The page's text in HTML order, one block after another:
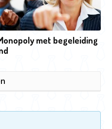
met begeleiding